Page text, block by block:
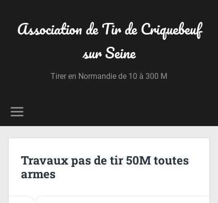
Association de Tir de Criquebeuf
sur Seine
Tirer en Normandie de 10 à 300 M
Travaux pas de tir 50M toutes
armes